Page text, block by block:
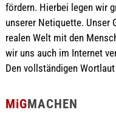
fördern. Hierbei legen wir
unserer Netiquette. Unser
realen Welt mit den
wir uns auch im Internet
Den vollständigen
MiGMACHEN